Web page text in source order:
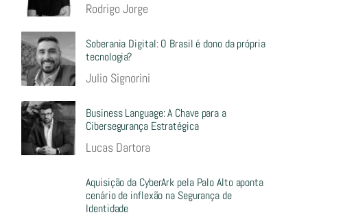
Rodrigo Jorge
Soberania Digital: O Brasil é dono da própria
tecnologia?
Julio Signorini
Business Language: A Chave para a
Cibersegurança Estratégica
Lucas Dartora
Aquisição da CyberArk pela Palo Alto aponta
cenário de inflexão na Segurança de
Identidade